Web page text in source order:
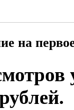
на